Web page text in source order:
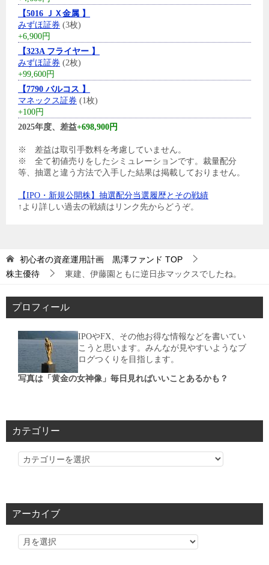
【5016 ＪＸ金属 】
みずほ証券 (3枚)
+6,900円
【323A フライヤー 】
みずほ証券 (2枚)
+99,600円
【7790 バルコス 】
マネックス証券 (1枚)
+100円
2025年度、差益+698,900円
※ 差益は取引手数料を考慮していません。
※ 全て初値売りをしたシミュレーションです。裁量配分
等、抽選と違う方法で入手した結果は掲載しておりません。
【IPO・新規公開株】抽選配分当選履歴とその戦績
↑より詳しい過去の戦績はリンク先からどうぞ。
初心者の資産運用計画 黒澤ファンド TOP
株主優待
東建、伊藤園ともに逆日歩マックスでしたね。
プロフィール
IPOやFX、その他お得な情報などを書いてい
こうと思います。みんなが見やすいようなブ
ログつくりを目指します。
写真は「黄金の女神像」毎日見ればいいことあるかも？
カテゴリー
カ
リ
アーカイブ